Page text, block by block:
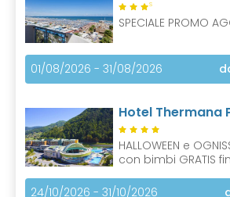
S
SPECIALE PROMO
01/08/2026 - 31/08/2026
Hotel Thermana
HALLOWEEN e
con bimbi GRATIS
24/10/2026 - 31/10/2026